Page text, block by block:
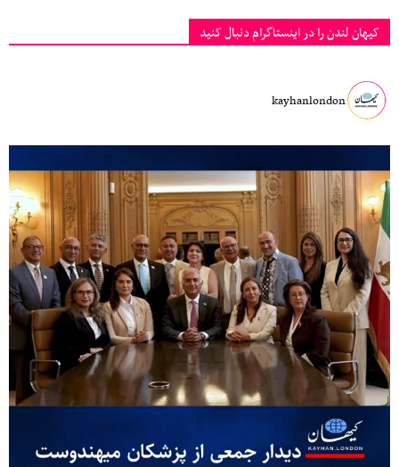
کیهان لندن را در اینستاگرام دنبال کنید
kayhanlondon